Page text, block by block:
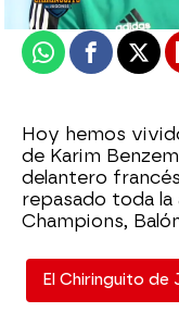
WhatsappFacebook
X
Hoy hemos
de Karim
delantero
repasado toda
Champions,
El Chiringuito de